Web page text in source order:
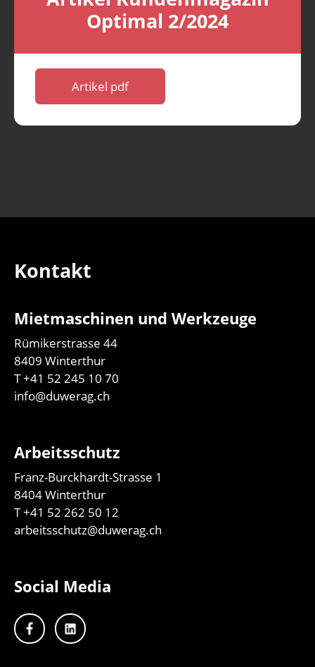
Optimal 2/2024
Artikel pdf
Kontakt
Mietmaschinen und Werkzeuge
Rümikerstrasse 44
8409 Winterthur
T+41 52 245 10 70
info@duwerag.ch
Arbeitsschutz
Franz-Burckhardt-Strasse 1
8404 Winterthur
T+41 52 262 50 12
arbeitsschutz@duwerag.ch
Social Media
Duwerag auf Facebook
Duwerag auf Linkedin